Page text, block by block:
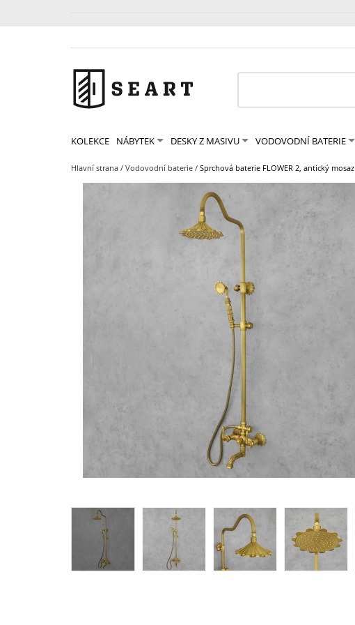
KOLEKCE NÁBYTEK DESKY Z MASIVU VODOVODNÍ BATERIE
Hlavní strana / Vodovodní baterie / Sprchová baterie FLOWER 2, antický mosaz